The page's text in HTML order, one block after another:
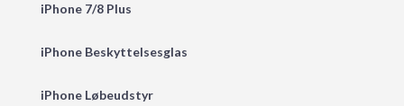
iPhone 7/8 Plus
iPhone Beskyttelsesglas
iPhone Løbeudstyr